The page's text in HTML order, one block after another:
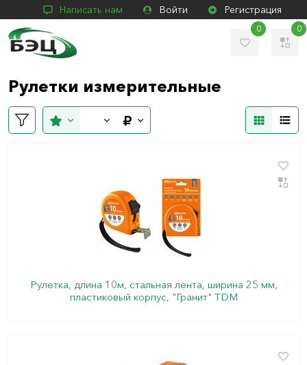
Написать нам Войти Регистрация
0 0
Рулетки измерительные
Рулетка, длина 10м, стальная лента, ширина 25 мм,
пластиковый корпус, "Гранит" TDM